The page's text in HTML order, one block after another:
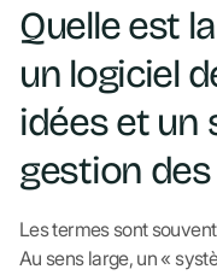
Quelle est
un logiciel
idées et un
gestion des
Les termes sont
Au sens large, un «